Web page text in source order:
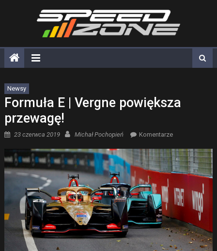
Newsy
Formuła E | Vergne powiększa
przewagę!
Posted on
23 czerwca 2019 Author
Michał Pochopień Komentarze